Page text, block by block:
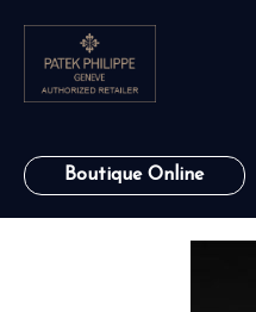
Boutique Online